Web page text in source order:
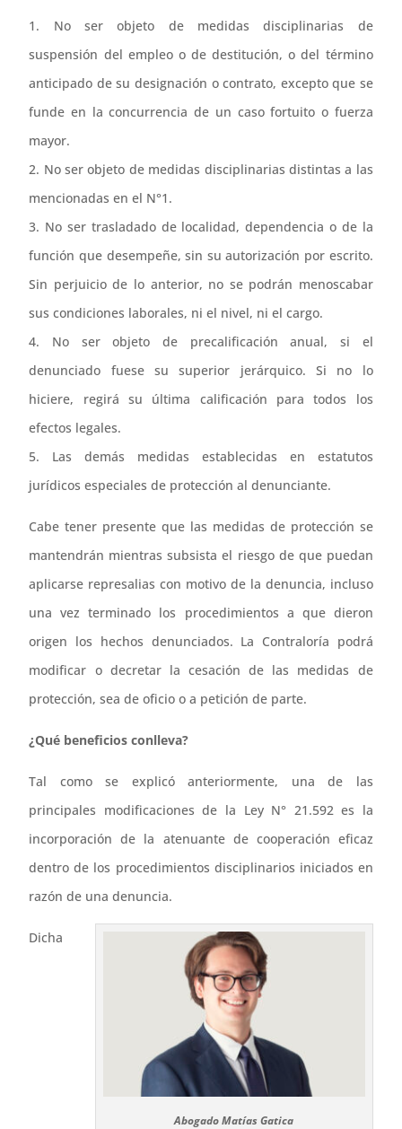
1. No ser objeto de medidas disciplinarias de
suspensión del empleo o de destitución, o del término
anticipado de su designación o contrato, excepto que se
funde en la concurrencia de un caso fortuito o fuerza
mayor.
2. No ser objeto de medidas disciplinarias distintas a las
mencionadas en el N°1.
3. No ser trasladado de localidad, dependencia o de la
función que desempeñe, sin su autorización por escrito.
Sin perjuicio de lo anterior, no se podrán menoscabar
sus condiciones laborales, ni el nivel, ni el cargo.
4. No ser objeto de precalificación anual, si el
denunciado fuese su superior jerárquico. Si no lo
hiciere, regirá su última calificación para todos los
efectos legales.
5. Las demás medidas establecidas en estatutos
jurídicos especiales de protección al denunciante.
Cabe tener presente que las medidas de protección se
mantendrán mientras subsista el riesgo de que puedan
aplicarse represalias con motivo de la denuncia, incluso
una vez terminado los procedimientos a que dieron
origen los hechos denunciados. La Contraloría podrá
modificar o decretar la cesación de las medidas de
protección, sea de oficio o a petición de parte.
¿Qué beneficios conlleva?
Tal como se explicó anteriormente, una de las
principales modificaciones de la Ley N° 21.592 es la
incorporación de la atenuante de cooperación eficaz
dentro de los procedimientos disciplinarios iniciados en
razón de una denuncia.
Abogado Matías Gatica
Dicha